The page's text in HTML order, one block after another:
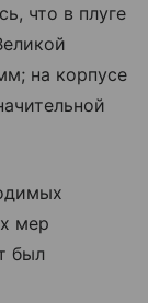
что в плуге
на корпусе
мер
был